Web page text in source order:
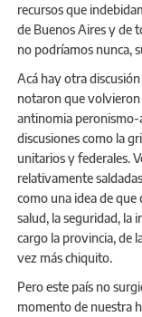
recursos que
de Buenos Aires y de
no podríamos nunca,
Acá hay otra
notaron que volvieron
antinomia
discusiones como la
unitarios y federales.
relativamente
como una idea de que
salud, la seguridad, la
cargo la provincia, de
vez más chiquito.
Pero este país no
momento de nuestra